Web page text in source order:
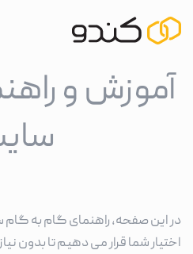
آموزش و
در این صفحه، راهنمای گام به گام
اختیار شما قرار می دهیم تا بدون